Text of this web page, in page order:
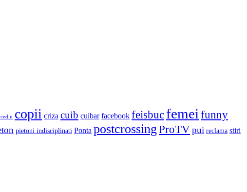
copii criza cuib cuibar facebook feisbuc femeifunny
pietoni indisciplinati Ponta postcrossing ProTVpui reclama stiri